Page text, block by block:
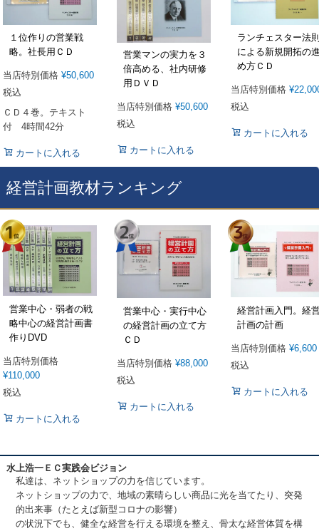
１位作りの営業戦
略。社長用ＣＤ
当店特別価格 ¥50,600
税込
ＣＤ４巻。テキスト
付 4時間42分
カートに入れる
営業マンの実力を３
倍高める、社内研修
用ＤＶＤ
当店特別価格 ¥50,600
税込
カートに入れる
ランチェスター法
による新規開拓の
め方ＣＤ
当店特別価格 ¥
税込
カートに入れる
経営計画教材ランキング
営業中心・弱者の戦
略中心の経営計画書
作りDVD
当店特別価格
¥110,000
税込
カートに入れる
営業中心・実行中心
の経営計画の立て方
ＣＤ
当店特別価格 ¥88,000
税込
カートに入れる
経営計画入門。経
計画の計画
当店特別価格 ¥6,600
税込
カートに入れる
水上浩一ＥＣ実践会ビジョン
私達は、ネットショップの力を信じています。
ネットショップの力で、地域の素晴らしい商品に光を当てたり、突発
的出来事（たとえば新型コロナの影響）
の状況下でも、健全な経営を行える環境を整え、骨太な経営体質を構